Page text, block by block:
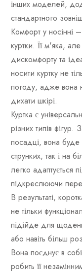
інших моделей,
стандартного
Комфорт у носінні
куртки. Її м'яка,
дискомфорту та
носити куртку не
погоду, адже вона
дихати шкірі.
Куртка є
різних типів
посадці, вона буде
струнких, так і на
легко адаптується
підкреслюючи
В результаті,
не тільки
підійде для
або навіть більш
Вона поєднує в
робить її